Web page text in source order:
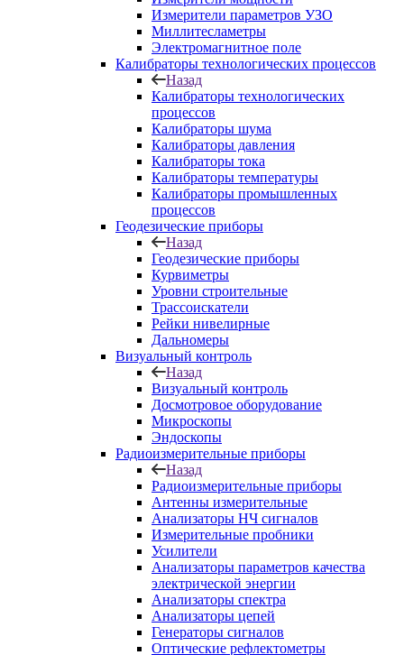
Измерители параметров УЗО
Миллитесламетры
Электромагнитное поле
Калибраторы технологических процессов
Назад
Калибраторы технологических
процессов
Калибраторы шума
Калибраторы давления
Калибраторы тока
Калибраторы температуры
Калибраторы промышленных
процессов
Геодезические приборы
Назад
Геодезические приборы
Курвиметры
Уровни строительные
Трассоискатели
Рейки нивелирные
Дальномеры
Визуальный контроль
Назад
Визуальный контроль
Досмотровое оборудование
Микроскопы
Эндоскопы
Радиоизмерительные приборы
Назад
Радиоизмерительные приборы
Антенны измерительные
Анализаторы НЧ сигналов
Измерительные пробники
Усилители
Анализаторы параметров качества
электрической энергии
Анализаторы спектра
Анализаторы цепей
Генераторы сигналов
Оптические рефлектометры